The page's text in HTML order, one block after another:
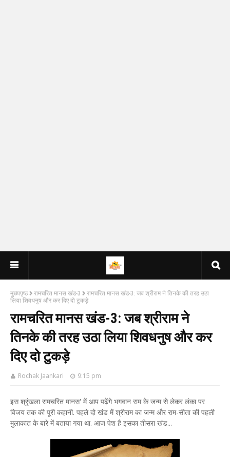
मुख्यपृष्ठ रामचरित मानस खंड-3
रामचरित मानस खंड-3: जब श्रीराम ने तिनके की तरह उठा
लिया शिवधनुष और कर दिए दो टुकड़े
रामचरित मानस खंड-3: जब श्रीराम ने
तिनके की तरह उठा लिया शिवधनुष और कर
दिए दो टुकड़े
Rochak Jaankari 9:15 pm
इस श्रृंखला रामचरित मानस' में आप पढ़ेंगे भगवान राम के जन्म से लेकर लंका पर
विजय तक की पूरी कहानी. पहले दो खंड में श्रीराम का जन्म और राम-सीता की पहली
मुलाकात के बारे में बताया गया था. आज पेश है इसका तीसरा खंड...